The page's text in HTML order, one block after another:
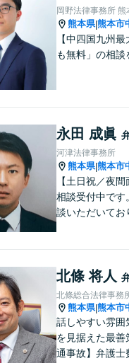
岡野法律事務所 熊
熊本県|熊本市
【中四国九州
も無料」の相談
永田 成眞
河津法律事務所
熊本県|熊本市
【土日祝／夜
相談受付中です
談いただいてお
北條 将人
北條総合法律事務
熊本県|熊本市
話しやすい雰囲
を見据えた最
通事故】弁護士